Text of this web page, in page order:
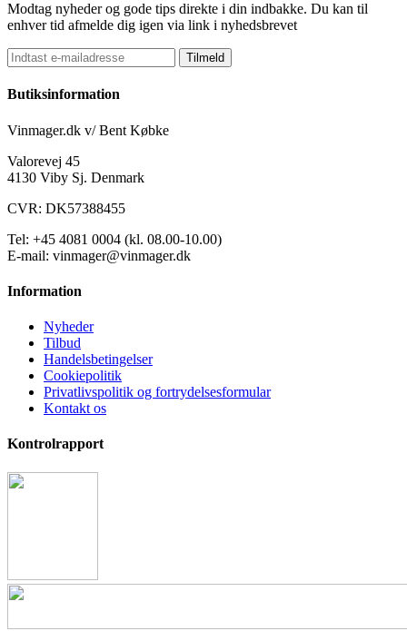
Modtag nyheder og gode tips direkte i din indbakke. Du kan til
enhver tid afmelde dig igen via link i nyhedsbrevet
Tilmeld
Butiksinformation
Vinmager.dk v/ Bent Købke
Valorevej 45
4130 Viby Sj. Denmark
CVR: DK57388455
Tel: +45 4081 0004 (kl. 08.00-10.00)
E-mail: vinmager@vinmager.dk
Information
Nyheder
Tilbud
Handelsbetingelser
Cookiepolitik
Privatlivspolitik og fortrydelsesformular
Kontakt os
Kontrolrapport